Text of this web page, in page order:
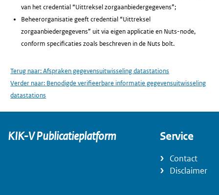
van het credential “Uittreksel zorgaanbiedergegevens”;
Beheerorganisatie geeft credential “Uittreksel
zorgaanbiedergegevens” uit via eigen applicatie en Nuts-node,
conform specificaties zoals beschreven in de Nuts bolt.
Terug naar:Afspraken gegevensuitwisseling datastations
Verder naar: Benodigde verifieerbare informatie gegevensuitwisseling
datastations
KIK-V Publicatieplatform Service
Contact
Disclaimer